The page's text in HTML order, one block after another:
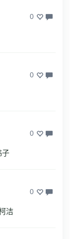
0
0
0
子
0
洁